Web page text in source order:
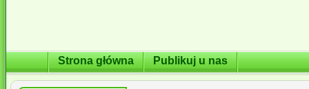
Strona główna Publikuj u nas